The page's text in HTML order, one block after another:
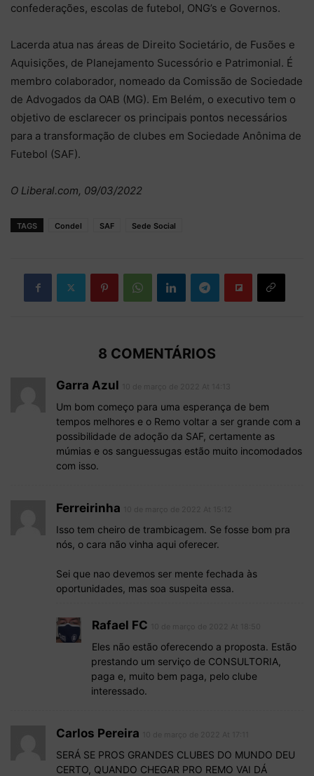
confederações, escolas de futebol, ONG’s e Governos.
Lacerda atua nas áreas de Direito Societário, de Fusões e
Aquisições, de Planejamento Sucessório e Patrimonial. É
membro colaborador, nomeado da Comissão de Sociedade
de Advogados da OAB (MG). Em Belém, o executivo tem o
objetivo de esclarecer os principais pontos necessários
para a transformação de clubes em Sociedade Anônima de
Futebol (SAF).
O Liberal.com, 09/03/2022
TAGS Condel SAF Sede Social
8 COMENTÁRIOS
Garra Azul
Um bom começo para uma esperança de bem
tempos melhores e o Remo voltar a ser grande com a
possibilidade de adoção da SAF, certamente as
múmias e os sanguessugas estão muito incomodados
com isso.
Ferreirinha
Isso tem cheiro de trambicagem. Se fosse bom pra
nós, o cara não vinha aqui oferecer.
Sei que nao devemos ser mente fechada às
oportunidades, mas soa suspeita essa.
Rafael FC
Eles não estão oferecendo a proposta. Estão
prestando um serviço de CONSULTORIA,
paga e, muito bem paga, pelo clube
interessado.
Carlos Pereira
SERÁ SE PROS GRANDES CLUBES DO MUNDO DEU
CERTO, QUANDO CHEGAR PRO REMO VAI DÁ